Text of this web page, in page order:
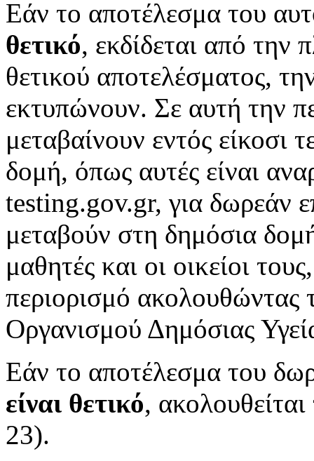
Εάν το αποτέλεσμα του
θετικό, εκδίδεται από την
θετικού αποτελέσματος,
εκτυπώνουν. Σε αυτή την
μεταβαίνουν εντός
δομή, όπως αυτές είναι
testing.gov.gr, για δωρεάν
μεταβούν στη δημόσια
μαθητές και οι οικείοι
περιορισμό ακολουθώντας
Οργανισμού Δημόσιας
Εάν το αποτέλεσμα του
είναι θετικό,
23).